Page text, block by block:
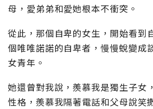
母，愛弟弟和愛她根本不衝突。
從此，那個自卑的女生，開始看到
個唯唯諾諾的自卑者，慢慢蛻變成
女青年。
她還曾對我說，羨慕我是獨生子女
性格，羨慕我隔著電話和父母說笑